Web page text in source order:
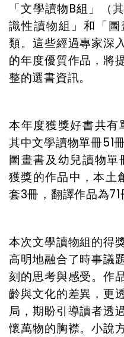
「文學讀物B組」（
識性讀物組」和「
類。這些經過專家深
的年度優質作品，將
整的選書資訊。
本年度獲獎好書共有
其中文學讀物單冊51
圖畫書及幼兒讀物
獲獎的作品中，本土
套3冊，翻譯作品為71
本次文學讀物組的得
高明地融合了時事議
刻的思考與感受。作
齡與文化的差異，更
局，期盼引導讀者透
懷萬物的胸襟。小說